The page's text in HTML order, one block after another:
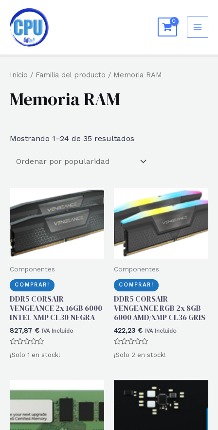
contenido
Inicio / Familia del producto / Memoria RAM
Memoria RAM
Mostrando 1–24 de 35 resultados
Componentes
COMPRAR!
DDR5 CORSAIR
VENGEANCE 2x 16GB 6000
INTEL XMP CL30 NEGRA
827,87 € IVA Incluido
Valorado
con
¡Solo 1 en stock!
Componentes
COMPRAR!
DDR5 CORSAIR
VENGEANCE RGB 2x 8GB
6000 AMD/XMP CL36 GRIS
422,23 € IVA Incluido
Valorado
con
¡Solo 2 en stock!